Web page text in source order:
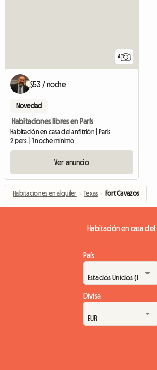
4
$53 / noche
Novedad
Habitaciones libres en París
Habitación en casa del anfitrión | Paris
2 pers. | 1 noche mínimo
Ver anuncio
Habitaciones en alquiler › Texas › Fort Cavazos
Habitación en casa
País
Divisa